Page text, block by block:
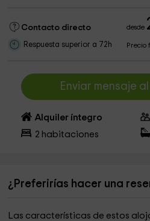
Contacto directo desde
Respuesta superior a 72h Precio
Enviar mensaje
Alquiler íntegro
2 habitaciones
¿Preferirías hacer una
Las características de estos